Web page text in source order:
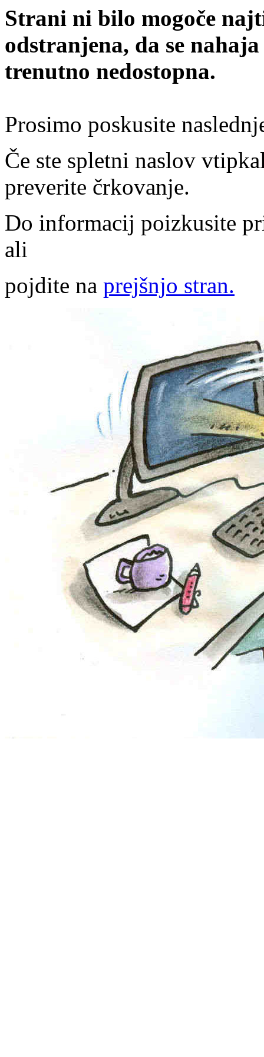
Strani ni bilo mogoče
odstranjena, da se
trenutno nedostopna.
Prosimo poskusite
Če ste spletni naslov
preverite črkovanje.
Do informacij poizkusite
ali
pojdite na prejšnjo stran.